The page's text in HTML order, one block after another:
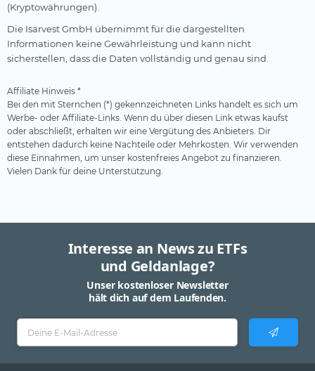
(Kryptowährungen).
Die Isarvest GmbH übernimmt für die dargestellten
Informationen keine Gewährleistung und kann nicht
sicherstellen, dass die Daten vollständig und genau sind.
Affiliate Hinweis *
Bei den mit Sternchen (*) gekennzeichneten Links handelt es sich um
Werbe- oder Affiliate-Links. Wenn du über diesen Link etwas kaufst
oder abschließt, erhalten wir eine Vergütung des Anbieters. Dir
entstehen dadurch keine Nachteile oder Mehrkosten. Wir verwenden
diese Einnahmen, um unser kostenfreies Angebot zu finanzieren.
Vielen Dank für deine Unterstützung.
Interesse an News zu ETFs
und Geldanlage?
Unser kostenloser Newsletter
hält dich auf dem Laufenden.